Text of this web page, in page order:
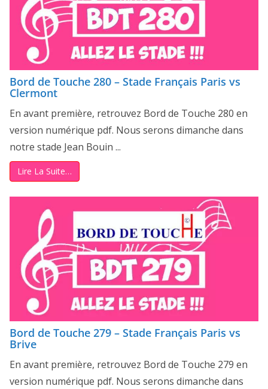
Bord de Touche 280 – Stade Français Paris vs
Clermont
En avant première, retrouvez Bord de Touche 280 en
version numérique pdf. Nous serons dimanche dans
notre stade Jean Bouin ...
Lire La Suite…
Bord de Touche 279 – Stade Français Paris vs
Brive
En avant première, retrouvez Bord de Touche 279 en
version numérique pdf. Nous serons dimanche dans